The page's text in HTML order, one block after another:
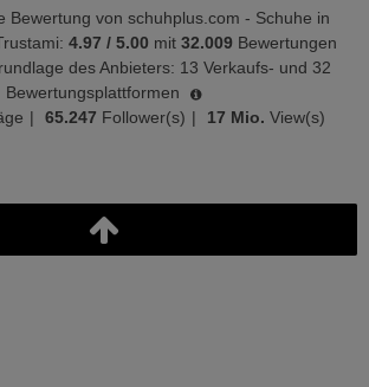
Bewertung von schuhplus.com - Schuhe in
4.97 / 5.00 mit 32.009 Bewertungen
des Anbieters: 13 Verkaufs- und 32
Bewertungsplattformen
| 65.247 Follower(s) | 17 Mio. View(s)